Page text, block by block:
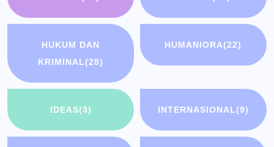
HUKUM DAN
KRIMINAL(28)
HUMANIORA(22)
IDEAS(3) INTERNASIONAL(9)